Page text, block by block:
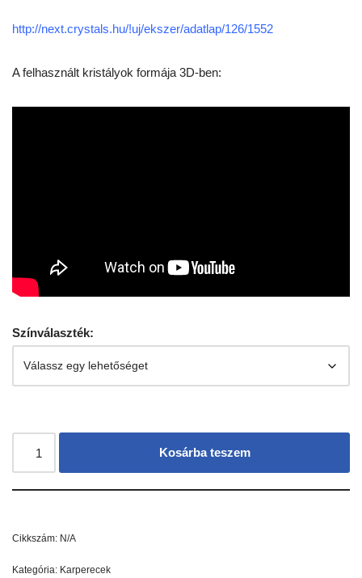
http://next.crystals.hu/!uj/ekszer/adatlap/126/1552
A felhasznált kristályok formája 3D-ben:
Színválaszték:
Kosárba teszem
Cikkszám: N/A
Kategória: Karperecek